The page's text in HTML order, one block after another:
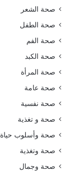
صحة الشعر
صحة الطفل
صحة الفم
صحة الكبد
صحة المرأة
صحة عامة
صحة نفسية
صحة و تغذية
صحة وأسلوب حياة
صحة وتغذية
صحة وجمال